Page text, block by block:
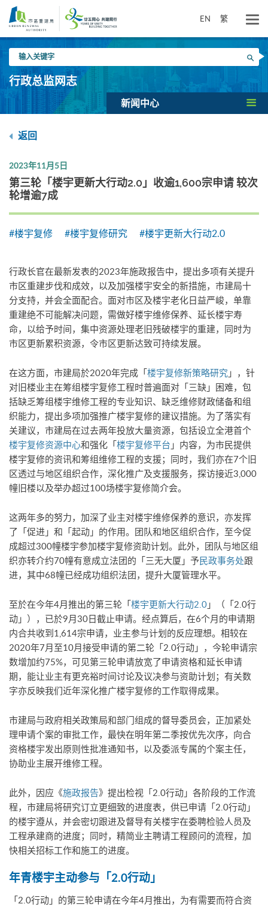
要
EN 繁
入
关
键
搜寻
行政总监网志
新闻中心
返回
2023年11月5日
第三轮「楼宇更新大行动2.0」收逾1,600宗申请 较次
轮增逾7成
#楼宇复修 #楼宇复修研究 #楼宇更新大行动2.0
行政长官在最新发表的2023年施政报告中，提出多项有关提升
市区重建步伐和成效，以及加强楼宇安全的新措施，市建局十
分支持，并会全面配合。面对市区及楼宇老化日益严峻，单靠
重建绝不可能解决问题，需做好楼宇维修保养、延长楼宇寿
命，以给予时间，集中资源处理老旧残破楼宇的重建，同时为
市区更新累积资源，令市区更新达致可持续发展。
在这方面，市建局於2020年完成「楼宇复修新策略研究 」，针
对旧楼业主在筹组楼宇复修工程时普遍面对「三缺」困难，包
括缺乏筹组楼宇维修工程的专业知识、缺乏维修财政储备和组
织能力，提出多项加强推广楼宇复修的建议措施。为了落实有
关建议，市建局在过去两年投放大量资源，包括设立全港首个
楼宇复修资源中心和强化「楼宇复修平台 」内容，为市民提供
楼宇复修的资讯和筹组维修工程的支援；同时，我们亦在7个旧
区透过与地区组织合作，深化推广及支援服务，探访接近3,000
幢旧楼以及举办超过100场楼宇复修简介会。
这两年多的努力，加深了业主对楼宇维修保养的意识，亦发挥
了「促进」和「起动」的作用。团队和地区组织合作，至今促
成超过300幢楼宇参加楼宇复修资助计划。此外，团队与地区组
织亦转介约70幢有意成立法团的「三无大厦」予民政事务处跟
进，其中68幢已经成功组织法团，提升大厦管理水平。
至於在今年4月推出的第三轮「楼宇更新大行动2.0 」（「2.0行
动」），已於9月30日截止申请。经点算后，在6个月的申请期
内合共收到1,614宗申请，业主参与计划的反应理想。相较在
2020年7月至10月接受申请的第二轮「2.0行动」，今轮申请宗
数增加约75%，可见第三轮申请放宽了申请资格和延长申请
期，能让业主有更充裕时间讨论及议决参与资助计划；有关数
字亦反映我们近年深化推广楼宇复修的工作取得成果。
市建局与政府相关政策局和部门组成的督导委员会，正加紧处
理申请个案的审批工作，最快在明年第二季按优先次序，向合
资格楼宇发出原则性批准通知书，以及委派专属的个案主任，
协助业主展开维修工程。
此外，因应《施政报告》提出检视「2.0行动」各阶段的工作流
程，市建局将研究订立更细致的进度表，供已申请「2.0行动」
的楼宇遵从，并会密切跟进及督导有关楼宇在委聘检验人员及
工程承建商的进度；同时，精简业主聘请工程顾问的流程，加
快相关招标工作和施工的进度。
年青楼宇主动参与「2.0行动」
「2.0行动」的第三轮申请在今年4月推出，为有需要而符合资